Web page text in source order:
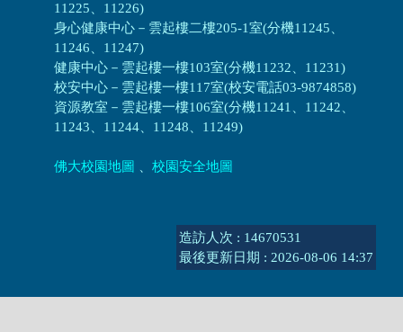
11225、11226)
身心健康中心 － 雲起樓二樓205-1室(分機11245、
11246、11247)
健康中心－ 雲起樓一樓103室(分機11232、11231)
校安中心－ 雲起樓一樓117室(校安電話03-9874858)
資源教室 － 雲起樓一樓106室(分機11241、11242、
11243、11244、11248、11249)
佛大校園地圖 校園安全地圖
造訪人次 : 14670531
最後更新日期 : 2026-08-06 14:37